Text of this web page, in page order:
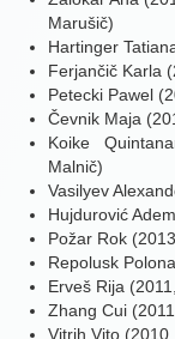
Marušič)
Hartinger
Ferjančič Karla
Petecki Pawel
Čevnik Maja
Koike
Malnič)
Vasilyev
Hujdurović
Požar Rok
Repolusk
Erveš Rija
Zhang Cui
Vitrih Vito